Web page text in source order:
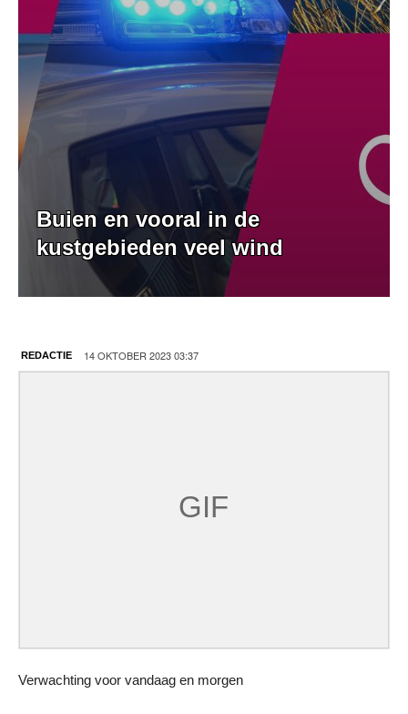
Buien en vooral in de
kustgebieden veel wind
REDACTIE 14 OKTOBER 2023 03:37
Verwachting voor vandaag en morgen